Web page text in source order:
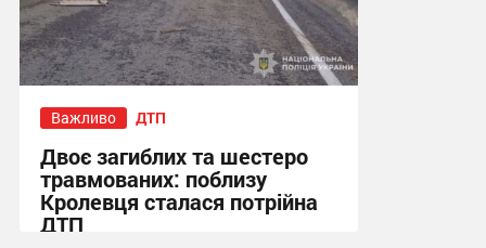
Важливо ДТП
Двоє загиблих та шестеро
травмованих: поблизу
Кролевця сталася потрійна
ДТП